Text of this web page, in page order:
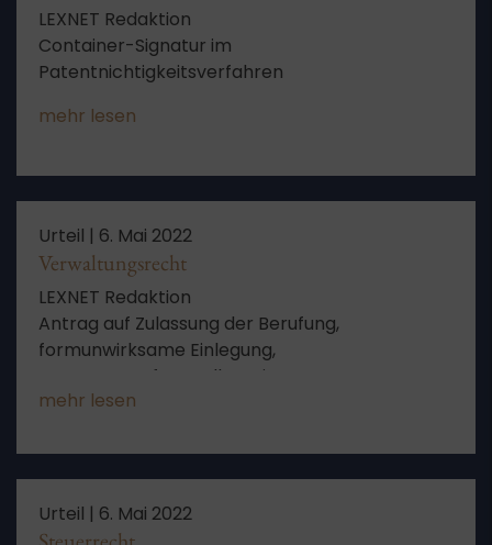
LEXNET Redaktion
Container-Signatur im
Patentnichtigkeitsverfahren
mehr lesen
Urteil | 6. Mai 2022
Verwaltungsrecht
LEXNET Redaktion
Antrag auf Zulassung der Berufung,
formunwirksame Einlegung,
Fortsetzungsfeststellungsinteresse,
ausreichende Darlegung von
Begründungsfrist (verneint)
mehr lesen
Urteil | 6. Mai 2022